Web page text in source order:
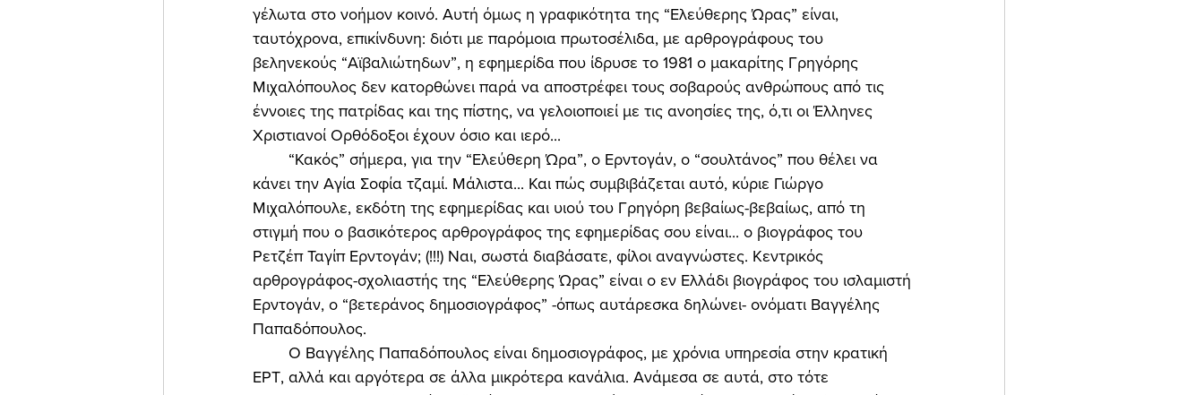
γέλωτα στο νοήμον κοινό. Αυτή όμως η γραφικότητα της “Ελεύθερης Ώρας” είναι,
ταυτόχρονα, επικίνδυνη: διότι με παρόμοια πρωτοσέλιδα, με αρθρογράφους του
βεληνεκούς “Αϊβαλιώτηδων”, η εφημερίδα που ίδρυσε το 1981 ο μακαρίτης Γρηγόρης
Μιχαλόπουλος δεν κατορθώνει παρά να αποστρέφει τους σοβαρούς ανθρώπους από τις
έννοιες της πατρίδας και της πίστης, να γελοιοποιεί με τις ανοησίες της, ό,τι οι Έλληνες
Χριστιανοί Ορθόδοξοι έχουν όσιο και ιερό...
κάνει την Αγία Σοφία τζαμί. Μάλιστα... Και πώς συμβιβάζεται αυτό, κύριε Γιώργο
Μιχαλόπουλε, εκδότη της εφημερίδας και υιού του Γρηγόρη βεβαίως-βεβαίως, από τη
στιγμή που ο βασικότερος αρθρογράφος της εφημερίδας σου είναι... ο βιογράφος του
Ρετζέπ Ταγίπ Ερντογάν; (!!!) Ναι, σωστά διαβάσατε, φίλοι αναγνώστες. Κεντρικός
αρθρογράφος-σχολιαστής της “Ελεύθερης Ώρας” είναι ο εν Ελλάδι βιογράφος του ισλαμιστή
Ερντογάν, ο “βετεράνος δημοσιογράφος” -όπως αυτάρεσκα δηλώνει- ονόματι Βαγγέλης
Παπαδόπουλος.
ΕΡΤ, αλλά και αργότερα σε άλλα μικρότερα κανάλια. Ανάμεσα σε αυτά, στο τότε